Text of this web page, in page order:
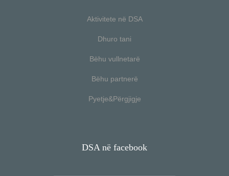
Aktivitete në DSA
Dhuro tani
Bëhu vullnetarë
Bëhu partnerë
Pyetje&Përgjigje
DSA në facebook